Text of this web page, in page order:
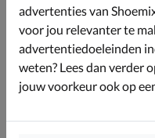
Specificaties
Over Antarctica
advertenties van
voor jou relevanter te
advertentiedoeleinden
weten? Lees dan verder
jouw voorkeur ook op